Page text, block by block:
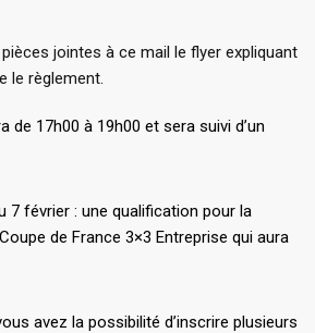
jointes à ce mail le flyer expliquant
le règlement.
de 17h00 à 19h00 et sera suivi d’un
7 février : une qualification pour la
de France 3×3 Entreprise qui aura
avez la possibilité d’inscrire plusieurs